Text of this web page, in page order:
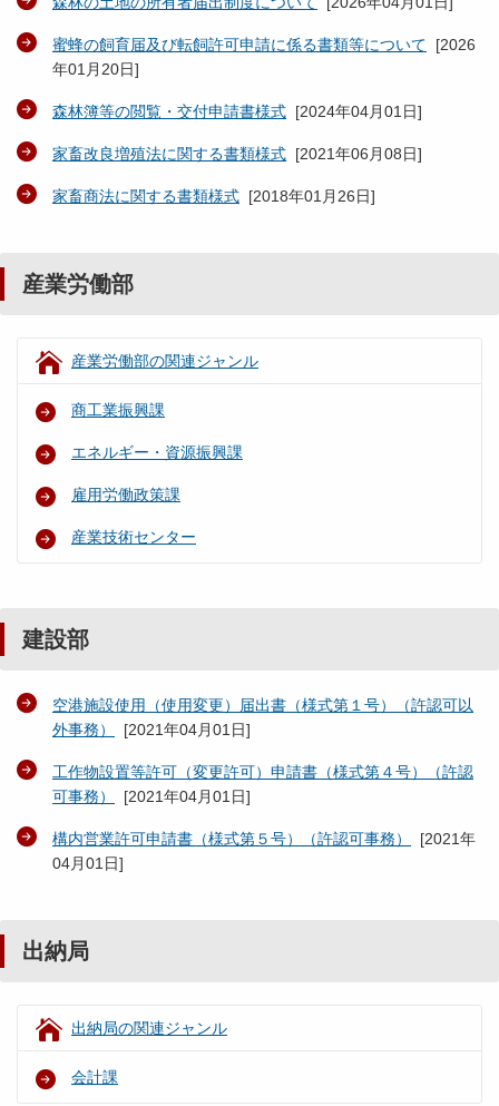
蜜蜂の飼育届及び転飼許可申請に係る書類等について [2026
年01月20日]
森林簿等の閲覧・交付申請書様式 [2024年04月01日]
家畜改良増殖法に関する書類様式 [2021年06月08日]
家畜商法に関する書類様式 [2018年01月26日]
産業労働部
産業労働部の関連ジャンル
商工業振興課
エネルギー・資源振興課
雇用労働政策課
産業技術センター
建設部
空港施設使用（使用変更）届出書（様式第１号）（許認可以
外事務）
[2021年04月01日]
工作物設置等許可（変更許可）申請書（様式第４号）（許認
可事務）
[2021年04月01日]
構内営業許可申請書（様式第５号）（許認可事務） [2021年
04月01日]
出納局
出納局の関連ジャンル
会計課